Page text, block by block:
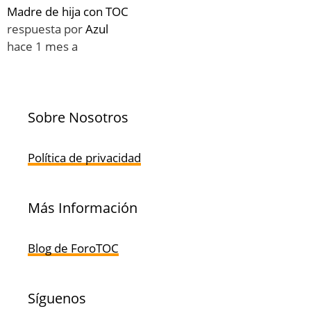
Madre de hija con TOC
respuesta porAzul
hace 1 mes a
Sobre Nosotros
Política de privacidad
Más Información
Blog de ForoTOC
Síguenos